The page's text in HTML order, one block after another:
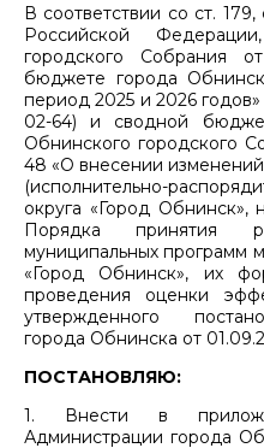
В соответствии со ст.
Российской
городского Собрания
бюджете города
период 2025 и 2026
02-64) и сводной
Обнинского городского
48 «О внесении
(исполнительно-
округа «Город Обнинск»,
Порядка принятия
муниципальных программ
«Город Обнинск», их
проведения оценки
утвержденного
города Обнинска от
ПОСТАНОВЛЯЮ:
1. Внести в
Администрации города